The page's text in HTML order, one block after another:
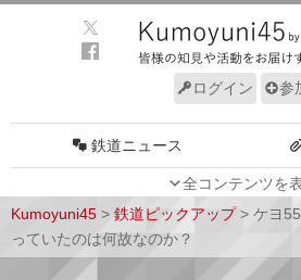
ログイン 参
全コンテンツを
鉄道ニュース
車両技術
Kumoyuni45 > 鉄道ピックアップ> ケヨ
っていたのは何故なのか？